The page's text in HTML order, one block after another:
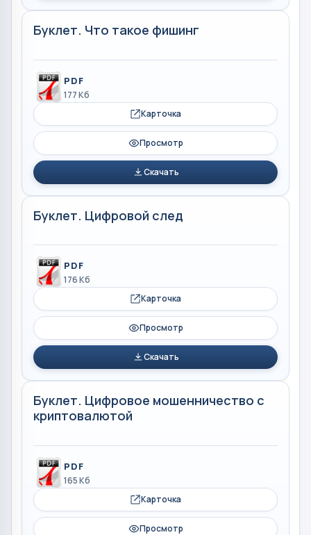
Буклет. Что такое фишинг
PDF
177 Кб
Карточка
Просмотр
Скачать
Буклет. Цифровой след
PDF
176 Кб
Карточка
Просмотр
Скачать
Буклет. Цифровое мошенничество с
криптовалютой
PDF
165 Кб
Карточка
Просмотр